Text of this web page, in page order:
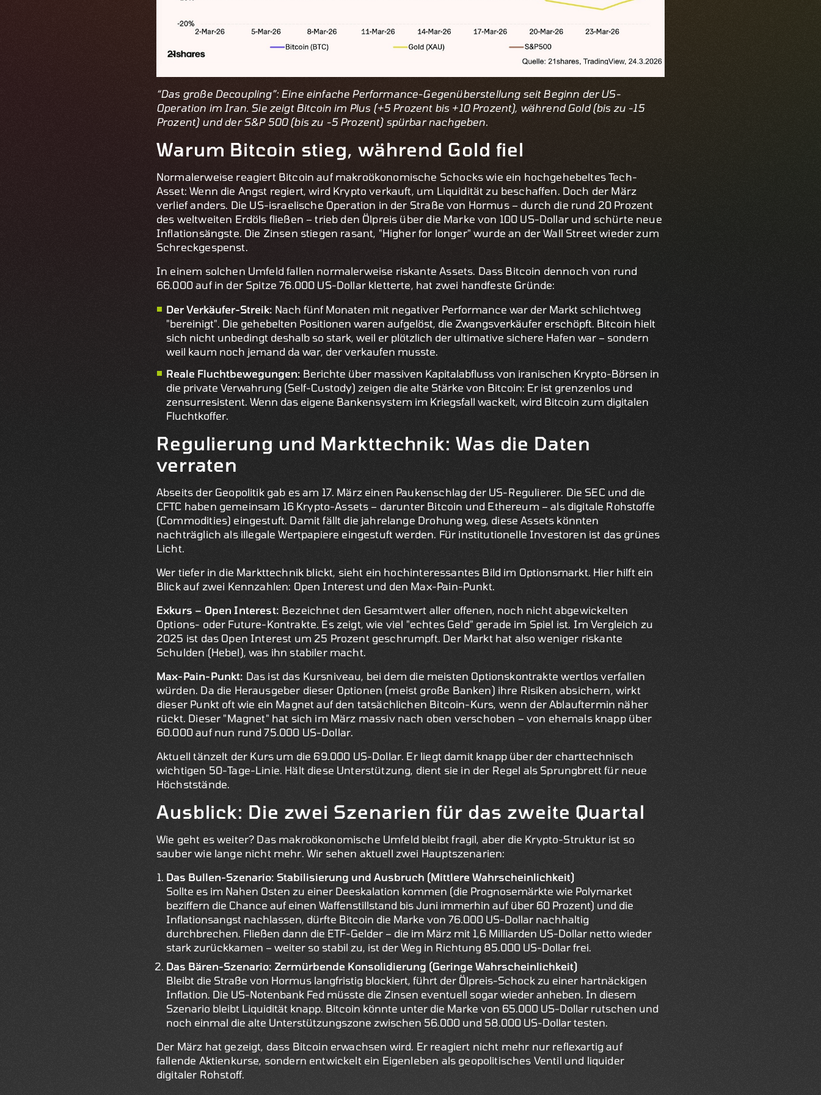
“Das große Decoupling”: Eine einfache Performance-Gegenüberstellung seit Beginn der US-
Operation im Iran. Sie zeigt Bitcoin im Plus (+5 Prozent bis +10 Prozent), während Gold (bis zu -15
Prozent) und der S&P 500 (bis zu -5 Prozent) spürbar nachgeben.
Warum Bitcoin stieg, während Gold fiel
Normalerweise reagiert Bitcoin auf makroökonomische Schocks wie ein hochgehebeltes Tech-
Asset: Wenn die Angst regiert, wird Krypto verkauft, um Liquidität zu beschaffen. Doch der März
verlief anders. Die US-israelische Operation in der Straße von Hormus – durch die rund 20 Prozent
des weltweiten Erdöls fließen – trieb den Ölpreis über die Marke von 100 US-Dollar und schürte neue
Inflationsängste. Die Zinsen stiegen rasant, "Higher for longer" wurde an der Wall Street wieder zum
Schreckgespenst.
In einem solchen Umfeld fallen normalerweise riskante Assets. Dass Bitcoin dennoch von rund
66.000 auf in der Spitze 76.000 US-Dollar kletterte, hat zwei handfeste Gründe:
Der Verkäufer-Streik: Nach fünf Monaten mit negativer Performance war der Markt schlichtweg
"bereinigt". Die gehebelten Positionen waren aufgelöst, die Zwangsverkäufer erschöpft. Bitcoin hielt
sich nicht unbedingt deshalb so stark, weil er plötzlich der ultimative sichere Hafen war – sondern
weil kaum noch jemand da war, der verkaufen musste.
Reale Fluchtbewegungen: Berichte über massiven Kapitalabfluss von iranischen Krypto-Börsen in
die private Verwahrung (Self-Custody) zeigen die alte Stärke von Bitcoin: Er ist grenzenlos und
zensurresistent. Wenn das eigene Bankensystem im Kriegsfall wackelt, wird Bitcoin zum digitalen
Fluchtkoffer.
Regulierung und Markttechnik: Was die Daten
verraten
Abseits der Geopolitik gab es am 17. März einen Paukenschlag der US-Regulierer. Die SEC und die
CFTC haben gemeinsam 16 Krypto-Assets – darunter Bitcoin und Ethereum – als digitale Rohstoffe
(Commodities) eingestuft. Damit fällt die jahrelange Drohung weg, diese Assets könnten
nachträglich als illegale Wertpapiere eingestuft werden. Für institutionelle Investoren ist das grünes
Licht.
Wer tiefer in die Markttechnik blickt, sieht ein hochinteressantes Bild im Optionsmarkt. Hier hilft ein
Blick auf zwei Kennzahlen: Open Interest und den Max-Pain-Punkt.
Exkurs – Open Interest: Bezeichnet den Gesamtwert aller offenen, noch nicht abgewickelten
Options- oder Future-Kontrakte. Es zeigt, wie viel "echtes Geld" gerade im Spiel ist. Im Vergleich zu
2025 ist das Open Interest um 25 Prozent geschrumpft. Der Markt hat also weniger riskante
Schulden (Hebel), was ihn stabiler macht.
Max-Pain-Punkt: Das ist das Kursniveau, bei dem die meisten Optionskontrakte wertlos verfallen
würden. Da die Herausgeber dieser Optionen (meist große Banken) ihre Risiken absichern, wirkt
dieser Punkt oft wie ein Magnet auf den tatsächlichen Bitcoin-Kurs, wenn der Ablauftermin näher
rückt. Dieser "Magnet" hat sich im März massiv nach oben verschoben – von ehemals knapp über
60.000 auf nun rund 75.000 US-Dollar.
Aktuell tänzelt der Kurs um die 69.000 US-Dollar. Er liegt damit knapp über der charttechnisch
wichtigen 50-Tage-Linie. Hält diese Unterstützung, dient sie in der Regel als Sprungbrett für neue
Höchststände.
Ausblick: Die zwei Szenarien für das zweite Quartal
Wie geht es weiter? Das makroökonomische Umfeld bleibt fragil, aber die Krypto-Struktur ist so
sauber wie lange nicht mehr. Wir sehen aktuell zwei Hauptszenarien:
Das Bullen-Szenario: Stabilisierung und Ausbruch (Mittlere Wahrscheinlichkeit)
Sollte es im Nahen Osten zu einer Deeskalation kommen (die Prognosemärkte wie Polymarket
beziffern die Chance auf einen Waffenstillstand bis Juni immerhin auf über 60 Prozent) und die
Inflationsangst nachlassen, dürfte Bitcoin die Marke von 76.000 US-Dollar nachhaltig
durchbrechen. Fließen dann die ETF-Gelder – die im März mit 1,6 Milliarden US-Dollar netto wieder
stark zurückkamen – weiter so stabil zu, ist der Weg in Richtung 85.000 US-Dollar frei.
Das Bären-Szenario: Zermürbende Konsolidierung (Geringe Wahrscheinlichkeit)
Bleibt die Straße von Hormus langfristig blockiert, führt der Ölpreis-Schock zu einer hartnäckigen
Inflation. Die US-Notenbank Fed müsste die Zinsen eventuell sogar wieder anheben. In diesem
Szenario bleibt Liquidität knapp. Bitcoin könnte unter die Marke von 65.000 US-Dollar rutschen und
noch einmal die alte Unterstützungszone zwischen 56.000 und 58.000 US-Dollar testen.
Der März hat gezeigt, dass Bitcoin erwachsen wird. Er reagiert nicht mehr nur reflexartig auf
fallende Aktienkurse, sondern entwickelt ein Eigenleben als geopolitisches Ventil und liquider
digitaler Rohstoff.